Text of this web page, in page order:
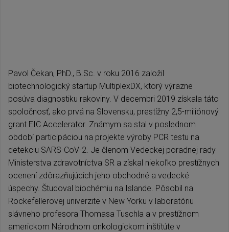
Pavol Čekan, PhD., B.Sc. v roku 2016 založil
biotechnologický startup MultiplexDX, ktorý výrazne
posúva diagnostiku rakoviny. V decembri 2019 získala táto
spoločnosť, ako prvá na Slovensku, prestížny 2,5-miliónový
grant EIC Accelerator. Známym sa stal v poslednom
období participáciou na projekte výroby PCR testu na
detekciu SARS-CoV-2. Je členom Vedeckej poradnej rady
Ministerstva zdravotníctva SR a získal niekoľko prestížnych
ocenení zdôrazňujúcich jeho obchodné a vedecké
úspechy. Študoval biochémiu na Islande. Pôsobil na
Rockefellerovej univerzite v New Yorku v laboratóriu
slávneho profesora Thomasa Tuschla a v prestížnom
americkom Národnom onkologickom inštitúte v